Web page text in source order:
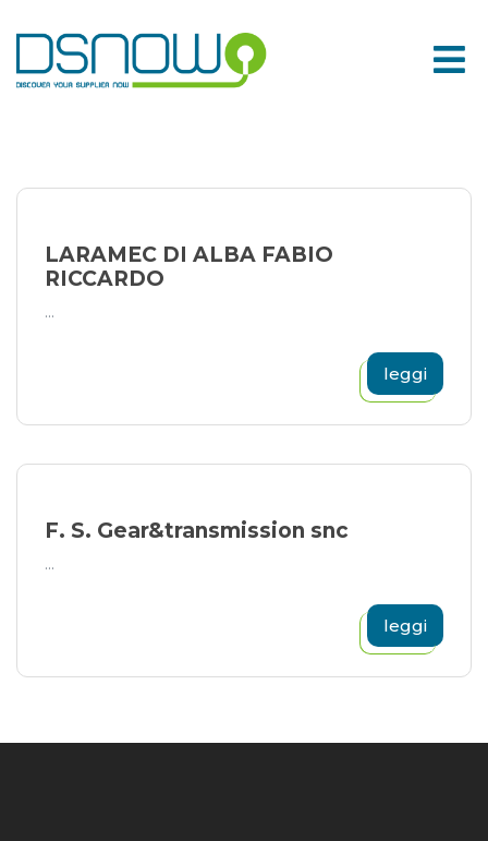
to
content
LARAMEC DI ALBA FABIO
RICCARDO
...
leggi
F. S. Gear&transmission snc
...
leggi